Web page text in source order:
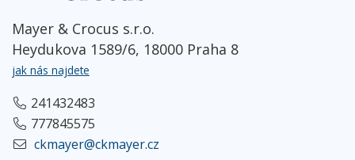
Mayer & Crocus s.r.o.
Heydukova 1589/6, 18000 Praha 8
jak nás najdete
241432483
777845575
ckmayer@ckmayer.cz